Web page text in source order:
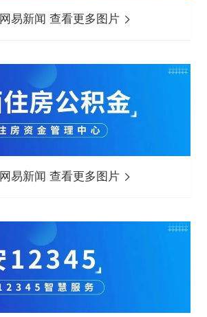
易新闻 查看更多图片
易新闻 查看更多图片